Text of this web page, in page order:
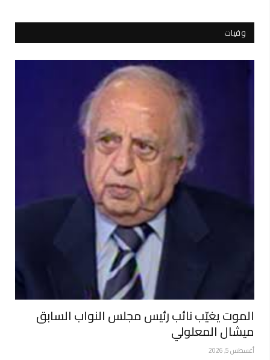
وفيات
الموت يغيّب نائب رئيس مجلس النواب السابق
ميشال المعلولي
أغسطس 5, 2026